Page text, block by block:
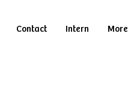
Contact Intern More